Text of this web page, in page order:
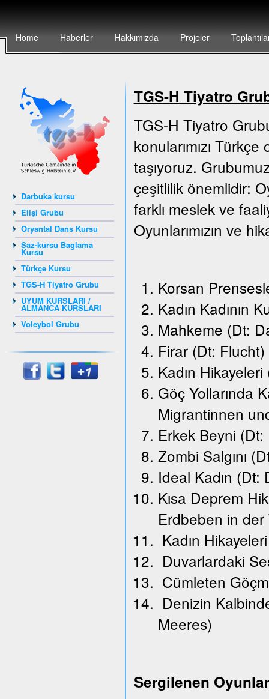
Home Haberler Hakkımızda Projeler
Darbuka kursu
Elişi Grubu
Oryantal Dans Kursu
Saz-kursu Baglama
Kursu
Türkçe Kursu
TGS-H Tiyatro Grubu
UYUM KURSLARI /
ALMANCA KURSLARI
Voleybol Grubu
TGS-H Tiyatro
TGS-H Tiyatro
konularımızı
taşıyoruz.
çeşitlilik önemlidir:
farklı meslek ve
Oyunlarımızın ve
Korsan
Kadın Kadının
Mahkeme (Dt:
Firar (Dt: Flucht)
Kadın
Göç Yollarında
Migrantinnen
Erkek Beyni
Zombi Salgını
Ideal Kadın
Kısa Deprem
Erdbeben in
Kadın
Duvarlardaki
Cümleten
Denizin
Meeres)
Sergilenen Oyunlar